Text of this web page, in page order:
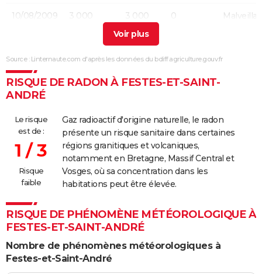
10/08/2009 3 000 3 000 0
2 000
500
04/07/1986 10 000 0 0
27/02/1985 100 000 0 0
Source : Linternaute.com d'après les données du bdiff.agriculture.gouv.fr
RISQUE DE RADON À FESTES-ET-SAINT-
ANDRÉ
Le risque
est de :
1 / 3
Risque
faible
Gaz radioactif d'origine naturelle, le radon
présente un risque sanitaire dans certaines
régions granitiques et volcaniques,
notamment en Bretagne, Massif Central et
Vosges, où sa concentration dans les
habitations peut être élevée.
RISQUE DE PHÉNOMÈNE MÉTÉOROLOGIQUE À
FESTES-ET-SAINT-ANDRÉ
Nombre de phénomènes météorologiques à
Festes-et-Saint-André